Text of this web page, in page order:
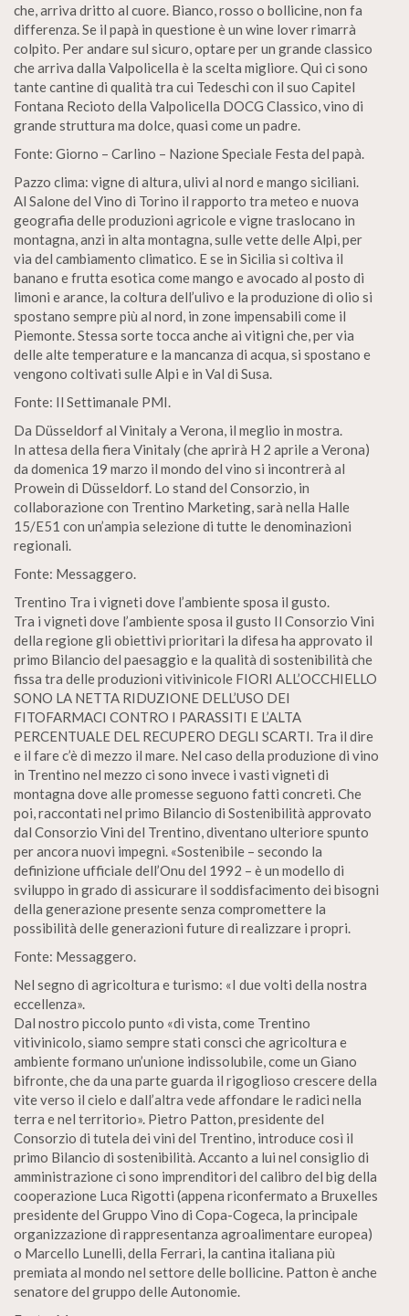
che, arriva dritto al cuore. Bianco, rosso o bollicine, non fa
differenza. Se il papà in questione è un wine lover rimarrà
colpito. Per andare sul sicuro, optare per un grande classico
che arriva dalla Valpolicella è la scelta migliore. Qui ci sono
tante cantine di qualità tra cui Tedeschi con il suo Capitel
Fontana Recioto della Valpolicella DOCG Classico, vino di
grande struttura ma dolce, quasi come un padre.
Fonte: Giorno – Carlino – Nazione Speciale Festa del papà.
Pazzo clima: vigne di altura, ulivi al nord e mango siciliani.
Al Salone del Vino di Torino il rapporto tra meteo e nuova
geografia delle produzioni agricole e vigne traslocano in
montagna, anzi in alta montagna, sulle vette delle Alpi, per
via del cambiamento climatico. E se in Sicilia si coltiva il
banano e frutta esotica come mango e avocado al posto di
limoni e arance, la coltura dell’ulivo e la produzione di olio si
spostano sempre più al nord, in zone impensabili come il
Piemonte. Stessa sorte tocca anche ai vitigni che, per via
delle alte temperature e la mancanza di acqua, si spostano e
vengono coltivati sulle Alpi e in Val di Susa.
Fonte: Il Settimanale PMI.
Da Düsseldorf al Vinitaly a Verona, il meglio in mostra.
In attesa della fiera Vinitaly (che aprirà H 2 aprile a Verona)
da domenica 19 marzo il mondo del vino si incontrerà al
Prowein di Düsseldorf. Lo stand del Consorzio, in
collaborazione con Trentino Marketing, sarà nella Halle
15/E51 con un’ampia selezione di tutte le denominazioni
regionali.
Fonte: Messaggero.
Trentino Tra i vigneti dove l’ambiente sposa il gusto.
Tra i vigneti dove l’ambiente sposa il gusto Il Consorzio Vini
della regione gli obiettivi prioritari la difesa ha approvato il
primo Bilancio del paesaggio e la qualità di sostenibilità che
fissa tra delle produzioni vitivinicole FIORI ALL’OCCHIELLO
SONO LA NETTA RIDUZIONE DELL’USO DEI
FITOFARMACI CONTRO I PARASSITI E L’ALTA
PERCENTUALE DEL RECUPERO DEGLI SCARTI. Tra il dire
e il fare c’è di mezzo il mare. Nel caso della produzione di vino
in Trentino nel mezzo ci sono invece i vasti vigneti di
montagna dove alle promesse seguono fatti concreti. Che
poi, raccontati nel primo Bilancio di Sostenibilità approvato
dal Consorzio Vini del Trentino, diventano ulteriore spunto
per ancora nuovi impegni. «Sostenibile – secondo la
definizione ufficiale dell’Onu del 1992 – è un modello di
sviluppo in grado di assicurare il soddisfacimento dei bisogni
della generazione presente senza compromettere la
possibilità delle generazioni future di realizzare i propri.
Fonte: Messaggero.
Nel segno di agricoltura e turismo: «I due volti della nostra
eccellenza».
Dal nostro piccolo punto «di vista, come Trentino
vitivinicolo, siamo sempre stati consci che agricoltura e
ambiente formano un’unione indissolubile, come un Giano
bifronte, che da una parte guarda il rigoglioso crescere della
vite verso il cielo e dall’altra vede affondare le radici nella
terra e nel territorio». Pietro Patton, presidente del
Consorzio di tutela dei vini del Trentino, introduce così il
primo Bilancio di sostenibilità. Accanto a lui nel consiglio di
amministrazione ci sono imprenditori del calibro del big della
cooperazione Luca Rigotti (appena riconfermato a Bruxelles
presidente del Gruppo Vino di Copa-Cogeca, la principale
organizzazione di rappresentanza agroalimentare europea)
o Marcello Lunelli, della Ferrari, la cantina italiana più
premiata al mondo nel settore delle bollicine. Patton è anche
senatore del gruppo delle Autonomie.